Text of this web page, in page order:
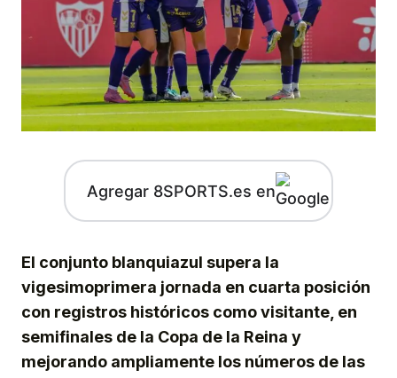
Agregar 8SPORTS.es en
El conjunto blanquiazul supera la
vigesimoprimera jornada en cuarta posición
con registros históricos como visitante, en
semifinales de la Copa de la Reina y
mejorando ampliamente los números de las